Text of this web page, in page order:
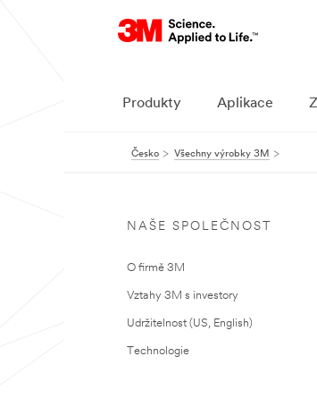
Produkty Aplikace
Česko Všechny výrobky 3M
NAŠE SPOLEČNOST
O firmě 3M
Vztahy 3M s investory
Udržitelnost (US, English)
Technologie